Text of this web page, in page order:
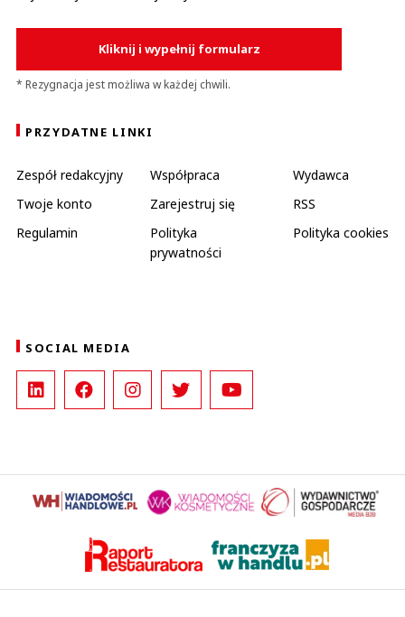
Kliknij i wypełnij formularz
* Rezygnacja jest możliwa w każdej chwili.
PRZYDATNE LINKI
Zespół redakcyjny Współpraca
Wydawca
Twoje konto
Zarejestruj się
RSS
Regulamin
Polityka
prywatności
Polityka cookies
SOCIAL MEDIA